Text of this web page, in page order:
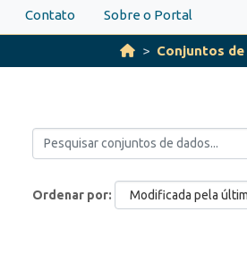
Contato Sobre o Portal
Conjuntos de
Ordenar por